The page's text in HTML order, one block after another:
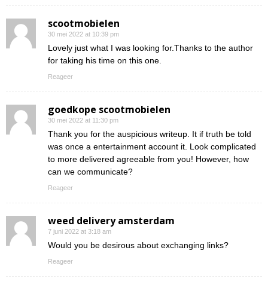
scootmobielen
30 mei 2022 at 10:39 pm
Lovely just what I was looking for.Thanks to the author
for taking his time on this one.
Reageer
goedkope scootmobielen
30 mei 2022 at 11:30 pm
Thank you for the auspicious writeup. It if truth be told
was once a entertainment account it. Look complicated
to more delivered agreeable from you! However, how
can we communicate?
Reageer
weed delivery amsterdam
7 juni 2022 at 3:18 am
Would you be desirous about exchanging links?
Reageer